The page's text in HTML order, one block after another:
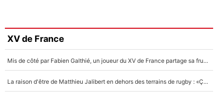
XV de France
Mis de côté par Fabien Galthié, un joueur du XV de France partage sa frustration : «ils ne me l’ont pas dit tout de suite»
La raison d'être de Matthieu Jalibert en dehors des terrains de rugby : «Ça m'atteint autant que si tu touches à un membre de ma famille»